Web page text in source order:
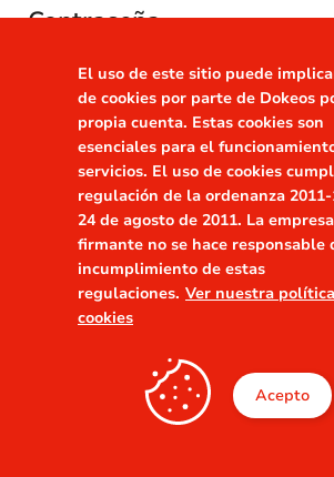
Contraseña
Recordarme ¿Ha
El uso de este sitio puede
de cookies por parte de Dokeos
propia cuenta. Estas cookies son
esenciales para el
servicios. El uso de cookies
regulación de la ordenanza
24 de agosto de 2011. La empresa
firmante no se hace responsable
incumplimiento de estas
regulaciones. Ver nuestra
cookies
Acepto